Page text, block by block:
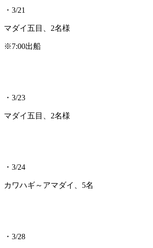
・3/21
マダイ五目、2名様
※7:00出船
・3/23
マダイ五目、2名様
・3/24
カワハギ～アマダイ、5名
・3/28